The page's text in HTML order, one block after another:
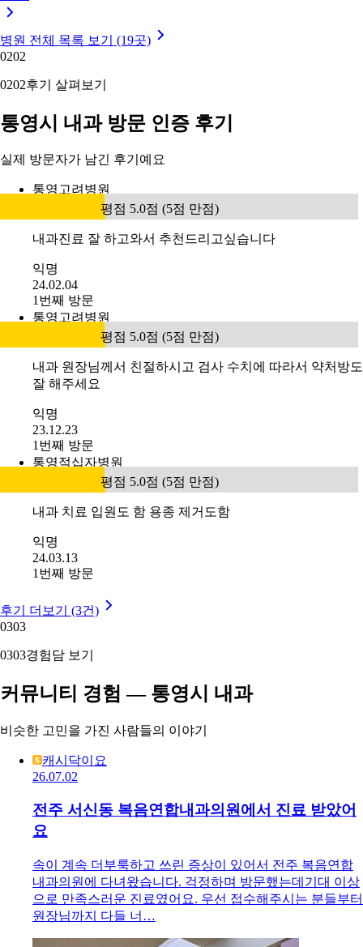
병원 전체 목록 보기 (19곳)
0202
0202후기 살펴보기
통영시 내과 방문 인증 후기
실제 방문자가 남긴 후기예요
통영고려병원
평점 5.0점 (5점 만점)
내과진료 잘 하고와서 추천드리고싶습니다
익명
24.02.04
1번째 방문
통영고려병원
평점 5.0점 (5점 만점)
내과 원장님께서 친절하시고 검사 수치에 따라서 약처방도
잘 해주세요
익명
23.12.23
1번째 방문
통영적십자병원
평점 5.0점 (5점 만점)
내과 치료 입원도 함 용종 제거도함
익명
24.03.13
1번째 방문
후기 더보기 (3건)
0303
0303경험담 보기
커뮤니티 경험 — 통영시 내과
비슷한 고민을 가진 사람들의 이야기
캐시닥이요
26.07.02
전주 서신동 복음연합내과의원에서 진료 받았어
요
속이 계속 더부룩하고 쓰린 증상이 있어서 전주 복음연합
내과의원에 다녀왔습니다. 걱정하며 방문했는데기대 이상
으로 만족스러운 진료였어요. 우선 접수해주시는 분들부터
원장님까지 다들 너…